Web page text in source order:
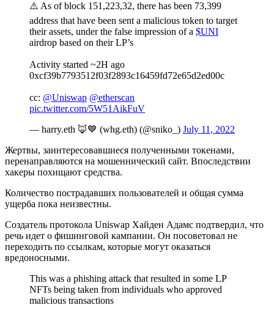
⚠️ As of block 151,223,32, there has been 73,399
address that have been sent a malicious token to target
their assets, under the false impression of a $UNI
airdrop based on their LP’s
Activity started ~2H ago
0xcf39b7793512f03f2893c16459fd72e65d2ed00c
cc: @Uniswap @etherscan
pic.twitter.com/5W51AikFuV
— harry.eth 🦊💙 (whg.eth) (@sniko_) July 11, 2022
Жертвы, заинтересовавшиеся полученными токенами,
перенаправляются на мошеннический сайт. Впоследствии
хакеры похищают средства.
Количество пострадавших пользователей и общая сумма
ущерба пока неизвестны.
Создатель протокола Uniswap Хайден Адамс подтвердил, что
речь идет о фишинговой кампании. Он посоветовал не
переходить по ссылкам, которые могут оказаться
вредоносными.
This was a phishing attack that resulted in some LP
NFTs being taken from individuals who approved
malicious transactions